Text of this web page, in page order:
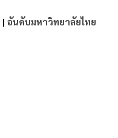
| อันดับมหาวิทยาลัยไทย